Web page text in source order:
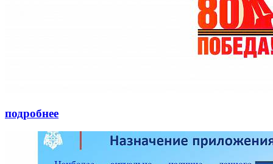
подробнее